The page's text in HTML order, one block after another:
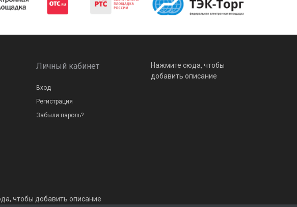
Личный кабинет
Вход
Регистрация
Забыли пароль?
Нажмите сюда, чтобы
добавить описание
чтобы добавить описание